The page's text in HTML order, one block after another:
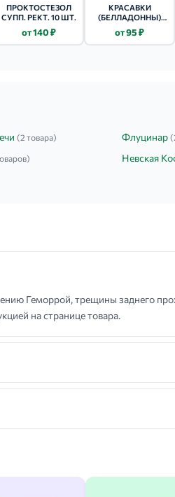
ПРОКТОСТЕЗОЛ
СУПП. РЕКТ. 10 ШТ.
от 140 ₽
КРАСАВКИ
(БЕЛЛАДОННЫ)
15МГ 10 ШТ.
от 95 ₽
(2 товара) Флуцинар
Невская
Геморрой, трещины заднего
на странице товара.